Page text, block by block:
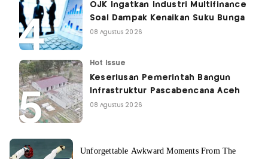
OJK Ingatkan Industri Multifinance
Soal Dampak Kenaikan Suku Bunga
08 Agustus 2026
Hot Issue
Keseriusan Pemerintah Bangun
Infrastruktur Pascabencana Aceh
08 Agustus 2026